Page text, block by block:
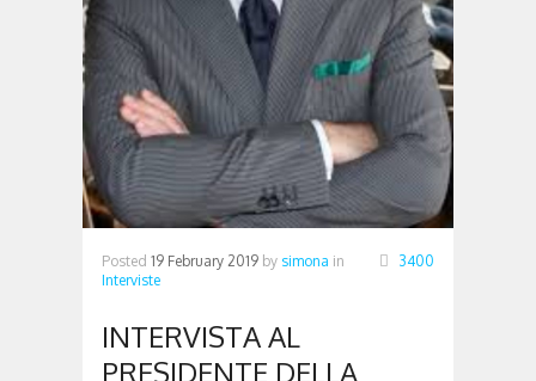
Posted 19 February 2019 by simona in
Interviste
3400
INTERVISTA AL
PRESIDENTE DELLA